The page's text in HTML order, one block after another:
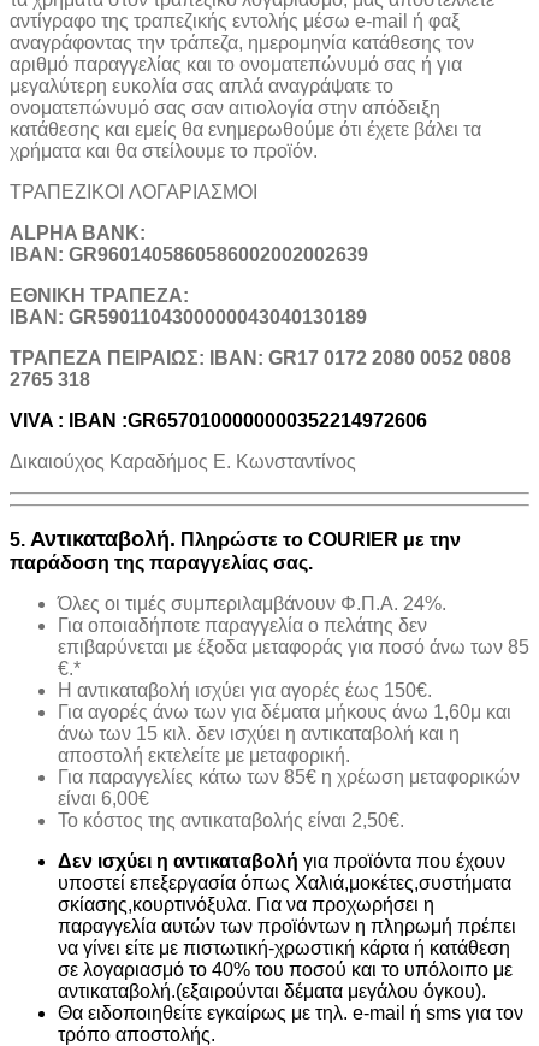
αντίγραφο της τραπεζικής εντολής μέσω e-mail ή φαξ
αναγράφοντας την τράπεζα, ημερομηνία κατάθεσης τον
αριθμό παραγγελίας και το ονοματεπώνυμό σας ή για
μεγαλύτερη ευκολία σας απλά αναγράψατε το
ονοματεπώνυμό σας σαν αιτιολογία στην απόδειξη
κατάθεσης και εμείς θα ενημερωθούμε ότι έχετε βάλει τα
χρήματα και θα στείλουμε το προϊόν.
ΤΡΑΠΕΖΙΚOI ΛΟΓΑΡΙΑΣΜΟΙ
ALPHA BANK:
IBAN: GR9601405860586002002002639
ΕΘΝΙΚΗ ΤΡΑΠΕΖΑ:
IBAN: GR5901104300000043040130189
TΡΑΠΕΖΑ ΠΕΙΡΑΙΩΣ: IBAN: GR17 0172 2080 0052 0808
2765 318
VIVA : IBAN :GR6570100000000352214972606
Δικαιούχος Καραδήμος Ε. Κωνσταντίνος
5. Αντικαταβολή. Πληρώστε το COURIER με την
παράδοση της παραγγελίας σας.
Όλες οι τιμές συμπεριλαμβάνουν Φ.Π.Α. 24%.
Για οποιαδήποτε παραγγελία ο πελάτης δεν
επιβαρύνεται με έξοδα μεταφοράς για ποσό άνω των 85
€.*
H αντικαταβολή ισχύει για αγορές έως 150€.
Για αγορές άνω των για δέματα μήκους άνω 1,60μ και
άνω των 15 κιλ. δεν ισχύει η αντικαταβολή και η
αποστολή εκτελείτε με μεταφορική.
Για παραγγελίες κάτω των 85€ η χρέωση μεταφορικών
είναι 6,00€
Το κόστος της αντικαταβολής είναι 2,50€.
Δεν ισχύει η αντικαταβολή για προϊόντα που έχουν
υποστεί επεξεργασία όπως Χαλιά,μοκέτες,συστήματα
σκίασης,κουρτινόξυλα. Για να προχωρήσει η
παραγγελία αυτών των προϊόντων η πληρωμή πρέπει
να γίνει είτε με πιστωτική-χρωστική κάρτα ή κατάθεση
σε λογαριασμό το 40% του ποσού και το υπόλοιπο με
αντικαταβολή.(εξαιρούνται δέματα μεγάλου όγκου).
Θα ειδοποιηθείτε εγκαίρως με τηλ. e-mail ή sms για τον
τρόπο αποστολής.